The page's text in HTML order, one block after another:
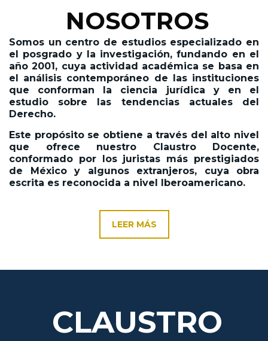
NOSOTROS
Somos un centro de estudios especializado en
el posgrado y la investigación,fundando en el
año 2001, cuya actividad académica se basa en
el análisis contemporáneo de las instituciones
que conforman la ciencia jurídica y en el
estudio sobre las tendencias actuales del
Derecho.
Este propósito se obtiene a través del alto nivel
que ofrece nuestro Claustro Docente,
conformado por los juristas más prestigiados
de México y algunos extranjeros, cuya obra
escrita es reconocida a nivel Iberoamericano.
LEER MÁS
CLAUSTRO